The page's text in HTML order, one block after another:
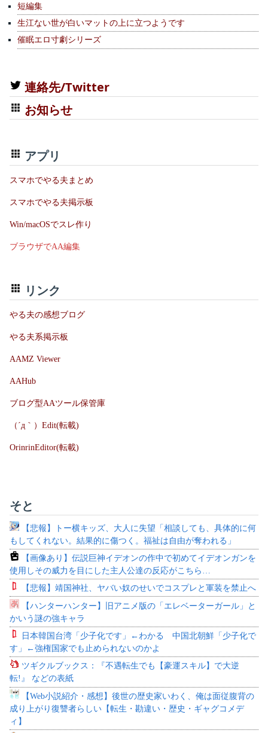
短編集
生江ない世が白いマットの上に立つようです
催眠エロ寸劇シリーズ
連絡先/Twitter
お知らせ
アプリ
スマホでやる夫まとめ
スマホでやる夫掲示板
Win/macOSでスレ作り
ブラウザでAA編集
リンク
やる夫の感想ブログ
やる夫系掲示板
AAMZ Viewer
AAHub
ブログ型AAツール保管庫
（´д｀）Edit(転載)
OrinrinEditor(転載)
そと
【悲報】トー横キッズ、大人に失望「相談しても、具体的に何
もしてくれない。結果的に傷つく。福祉は自由が奪われる」
【画像あり】伝説巨神イデオンの作中で初めてイデオンガンを
使用しその威力を目にした主人公達の反応がこちら…
【悲報】靖国神社、ヤバい奴のせいでコスプレと軍装を禁止へ
【ハンターハンター】旧アニメ版の「エレベーターガール」と
かいう謎の強キャラ
日本韓国台湾「少子化です」←わかる 中国北朝鮮「少子化で
す」←強権国家でも止められないのかよ
ツギクルブックス：『不遇転生でも【豪運スキル】で大逆
転!』 などの表紙
【Web小説紹介・感想】後世の歴史家いわく、俺は面従腹背の
成り上がり復讐者らしい【転生・勘違い・歴史・ギャグコメデ
ィ】